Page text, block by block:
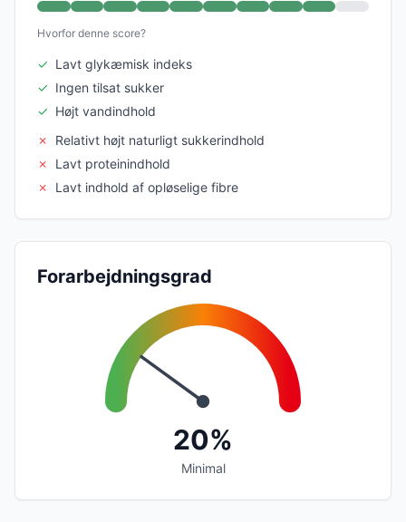
Hvorfor denne score?
✓ Lavt glykæmisk indeks
✓ Ingen tilsat sukker
✓ Højt vandindhold
✗
Relativt højt naturligt sukkerindhold
✗
Lavt proteinindhold
✗
Lavt indhold af opløselige fibre
Forarbejdningsgrad
20%
Minimal